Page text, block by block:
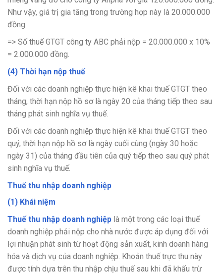
Như vậy, giá trị gia tăng trong trường hợp này là 20.000.000
đồng.
=> Số thuế GTGT công ty ABC phải nộp = 20.000.000 x 10%
= 2.000.000 đồng.
(4) Thời hạn nộp thuế
Đối với các doanh nghiệp thực hiện kê khai thuế GTGT theo
tháng, thời hạn nộp hồ sơ là ngày 20 của tháng tiếp theo sau
tháng phát sinh nghĩa vụ thuế.
Đối với các doanh nghiệp thực hiện kê khai thuế GTGT theo
quý, thời hạn nộp hồ sơ là ngày cuối cùng (ngày 30 hoặc
ngày 31) của tháng đầu tiên của quý tiếp theo sau quý phát
sinh nghĩa vụ thuế.
Thuế thu nhập doanh nghiệp
(1) Khái niệm
Thuế thu nhập doanh nghiệp là một trong các loại thuế
doanh nghiệp phải nộp cho nhà nước được áp dụng đối với
lợi nhuận phát sinh từ hoạt động sản xuất, kinh doanh hàng
hóa và dịch vụ của doanh nghiệp. Khoản thuế trực thu này
được tính dựa trên thu nhập chịu thuế sau khi đã khấu trừ